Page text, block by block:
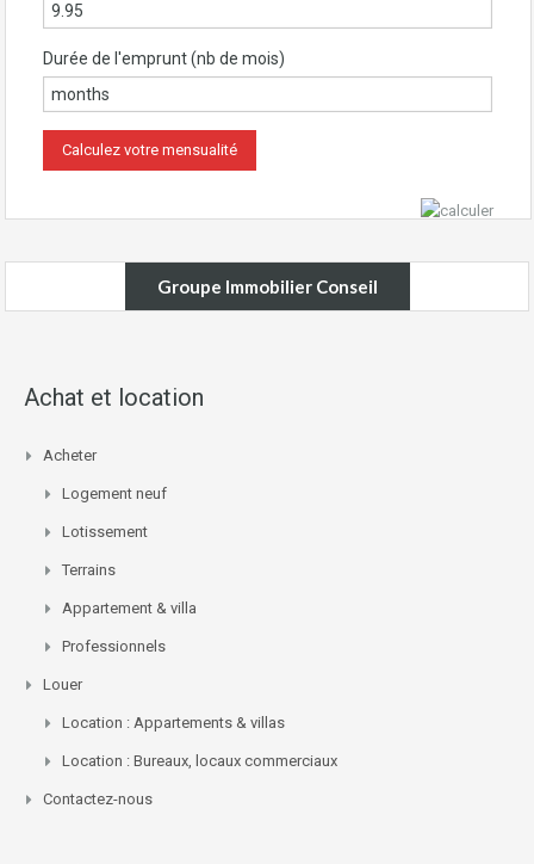
Durée de l'emprunt (nb de mois)
Groupe Immobilier Conseil
Achat et location
Acheter
Logement neuf
Lotissement
Terrains
Appartement & villa
Professionnels
Louer
Location : Appartements & villas
Location : Bureaux, locaux commerciaux
Contactez-nous